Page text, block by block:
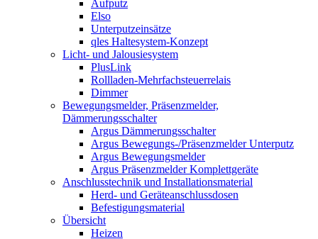
Aufputz
Elso
Unterputzeinsätze
qles Haltesystem-Konzept
Licht- und Jalousiesystem
PlusLink
Rollladen-Mehrfachsteuerrelais
Dimmer
Bewegungsmelder, Präsenzmelder,
Dämmerungsschalter
Argus Dämmerungsschalter
Argus Bewegungs-/Präsenzmelder Unterputz
Argus Bewegungsmelder
Argus Präsenzmelder Komplettgeräte
Anschlusstechnik und Installationsmaterial
Herd- und Geräteanschlussdosen
Befestigungsmaterial
Übersicht
Heizen